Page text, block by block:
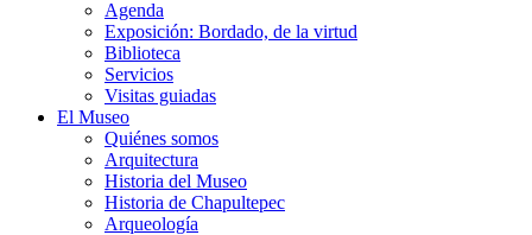
Agenda
Exposición: Bordado, de la virtud
Biblioteca
Servicios
Visitas guiadas
El Museo
Quiénes somos
Arquitectura
Historia del Museo
Historia de Chapultepec
Arqueología